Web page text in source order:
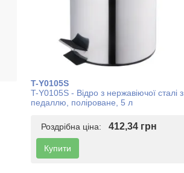
T-Y0105S
T-Y0105S - Відро з нержавіючої сталі з
педаллю, поліроване, 5 л
Роздрібна ціна: 412,34 грн
Купити